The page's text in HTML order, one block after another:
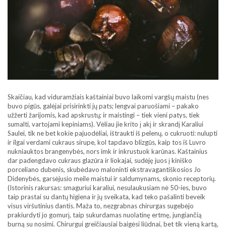
Skaičiau, kad viduramžiais kaštainiai buvo laikomi vargšų maistu (nes
buvo pigūs, galėjai prisirinkti jų pats; lengvai paruošiami – pakako
užžerti žarijomis, kad apskrustų; ir maistingi – tiek vieni patys, tiek
sumalti, vartojami kepiniams). Vėliau jie krito į akį ir skrandį Karaliui
Saulei, tik ne bet kokie pajuodėliai, ištraukti iš pelenų, o cukruoti: nulupti
ir ilgai verdami cukraus sirupe, kol tapdavo blizgūs, kaip tos iš Luvro
nukniauktos brangenybės, nors imk ir inkrustuok karūnas. Kaštainius
dar padengdavo cukraus glazūra ir liokajai, sudėję juos į kiniško
porceliano dubenis, skubėdavo maloninti ekstravagantiškosios Jo
Didenybės, garsėjusio meile maistui ir saldumynams, skonio receptorių.
(Istorinis rakursas: smaguriui karaliui, nesulaukusiam nė 50-ies, buvo
taip prastai su dantų higiena ir jų sveikata, kad teko pašalinti beveik
visus viršutinius dantis. Maža to, nezgrabnas chirurgas sugebėjo
prakiurdyti jo gomurį, taip sukurdamas nuolatinę ertmę, jungiančią
burną su nosimi. Chirurgui greičiausiai baigėsi liūdnai, bet tik vieną kartą,